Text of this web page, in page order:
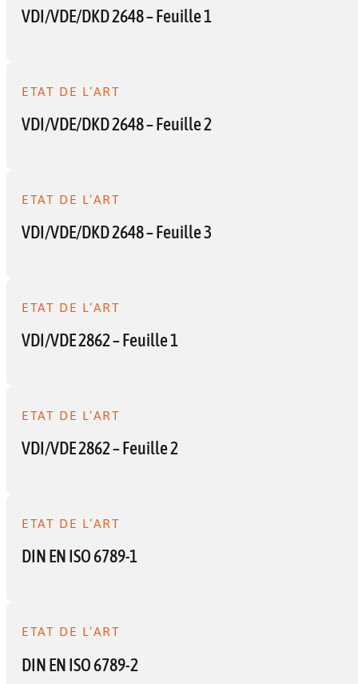
VDI/VDE/DKD 2648 – Feuille 1
ETAT DE L’ART
VDI/VDE/DKD 2648 – Feuille 2
ETAT DE L’ART
VDI/VDE/DKD 2648 – Feuille 3
ETAT DE L’ART
VDI/VDE 2862 – Feuille 1
ETAT DE L’ART
VDI/VDE 2862 – Feuille 2
ETAT DE L’ART
DIN EN ISO 6789-1
ETAT DE L’ART
DIN EN ISO 6789-2